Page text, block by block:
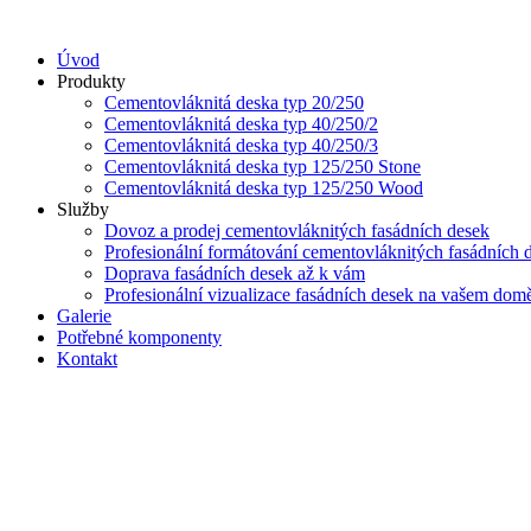
obsahuÚvod
Produkty
Cementovláknitá deska typ 20/250
Cementovláknitá deska typ 40/250/2
Cementovláknitá deska typ 40/250/3
Cementovláknitá deska typ 125/250 Stone
Cementovláknitá deska typ 125/250 Wood
Služby
Dovoz a prodej cementovláknitých fasádních desek
Profesionální formátování cementovláknitých fasádních
Doprava fasádních desek až k vám
Profesionální vizualizace fasádních desek na vašem
Galerie
Potřebné komponenty
Kontakt